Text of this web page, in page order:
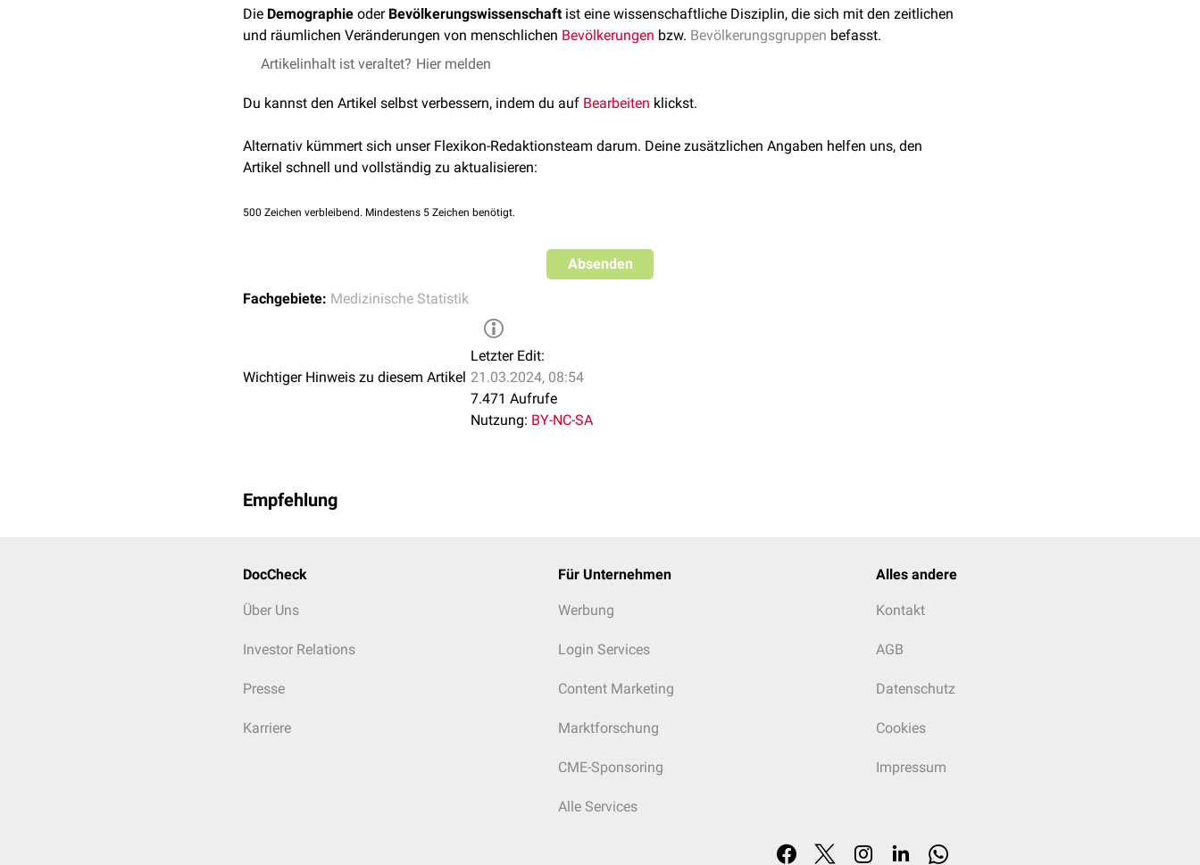
Die Demographie oder Bevölkerungswissenschaftist eine wissenschaftliche Disziplin, die sich mit den zeitlichen
und räumlichen Veränderungen von menschlichen Bevölkerungen bzw. Bevölkerungsgruppen befasst.
Artikelinhalt ist veraltet? Hier melden
Du kannst den Artikel selbst verbessern, indem du auf Bearbeiten klickst.
Alternativ kümmert sich unser Flexikon-Redaktionsteam darum. Deine zusätzlichen Angaben helfen uns, den
Artikel schnell und vollständig zu aktualisieren:
500 Zeichen verbleibend. Mindestens 5 Zeichen benötigt.
Absenden
Fachgebiete: Medizinische Statistik
Wichtiger Hinweis zu diesem Artikel
Letzter Edit:
21.03.2024, 08:54
7.471 Aufrufe
Nutzung: BY-NC-SA
Empfehlung
DocCheck
Über Uns
Investor Relations
Presse
Karriere
Für Unternehmen
Werbung
Login Services
Content Marketing
Marktforschung
CME-Sponsoring
Alle Services
Alles andere
Kontakt
AGB
Datenschutz
Cookies
Impressum